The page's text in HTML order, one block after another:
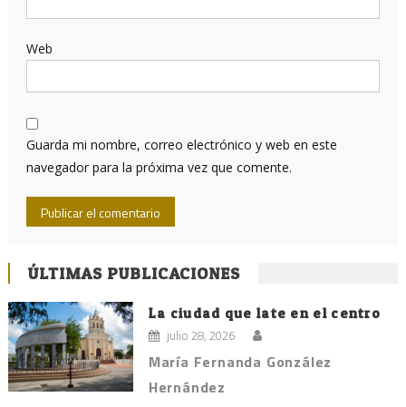
Web
Guarda mi nombre, correo electrónico y web en este
navegador para la próxima vez que comente.
ÚLTIMAS PUBLICACIONES
La ciudad que late en el centro
julio 28, 2026
María Fernanda González
Hernández